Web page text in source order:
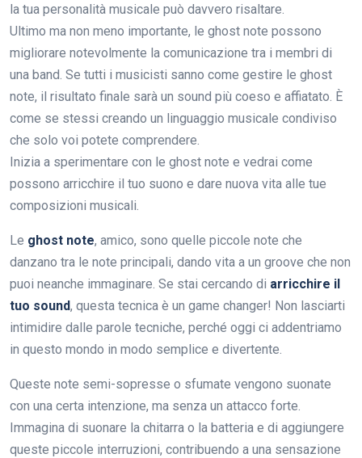
la tua personalità musicale può davvero risaltare.
Ultimo ma non meno importante, le ghost note possono
migliorare notevolmente la comunicazione tra i membri di
una band. Se tutti i musicisti sanno come gestire le ghost
note, il risultato finale sarà un sound più coeso e affiatato. È
come se stessi creando un linguaggio musicale condiviso
che solo voi potete comprendere.
Inizia a sperimentare con le ghost note e vedrai come
possono arricchire il tuo suono e dare nuova vita alle tue
composizioni musicali.
Le ghost note, amico, sono quelle piccole note che
danzano tra le note principali, dando vita a un groove che non
puoi neanche immaginare. Se stai cercando di arricchire il
tuo sound, questa tecnica è un game changer! Non lasciarti
intimidire dalle parole tecniche, perché oggi ci addentriamo
in questo mondo in modo semplice e divertente.
Queste note semi-sopresse o sfumate vengono suonate
con una certa intenzione, ma senza un attacco forte.
Immagina di suonare la chitarra o la batteria e di aggiungere
queste piccole interruzioni, contribuendo a una sensazione